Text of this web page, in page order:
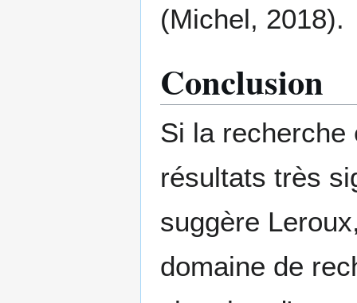
(Michel, 2018).
Conclusion
Si la recherche
résultats très
suggère
domaine de